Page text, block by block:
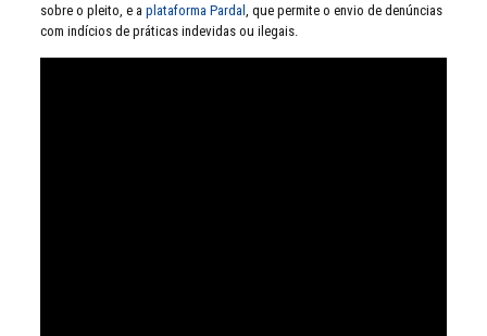
sobre o pleito, e a plataforma Pardal
, que permite o envio de denúncias
com indícios de práticas indevidas ou ilegais.